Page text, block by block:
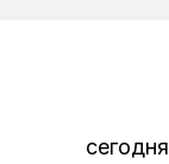
сегодня